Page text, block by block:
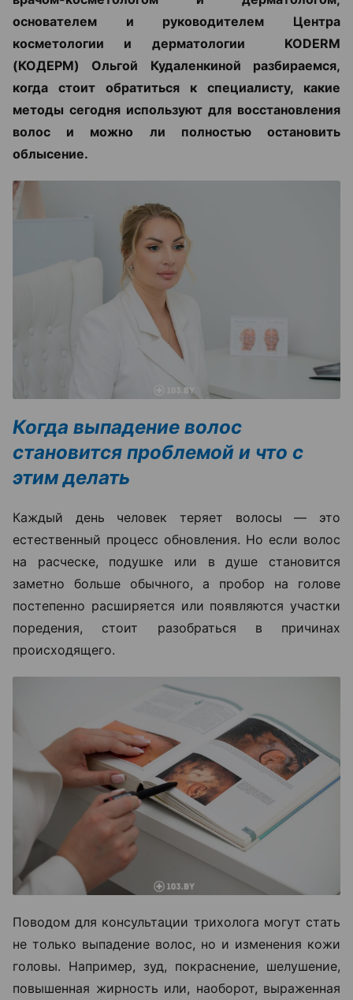
основателем и руководителем Центра
косметологии и дерматологии KODERM
(КОДЕРМ) Ольгой Кудаленкиной разбираемся,
когда стоит обратиться к специалисту, какие
методы сегодня используют для восстановления
волос и можно ли полностью остановить
облысение.
Когда выпадение волос
становится проблемой и что с
этим делать
Каждый день человек теряет волосы — это
естественный процесс обновления. Но если волос
на расческе, подушке или в душе становится
заметно больше обычного, а пробор на голове
постепенно расширяется или появляются участки
поредения, стоит разобраться в причинах
происходящего.
Поводом для консультации трихолога могут стать
не только выпадение волос, но и изменения кожи
головы. Например, зуд, покраснение, шелушение,
повышенная жирность или, наоборот, выраженная